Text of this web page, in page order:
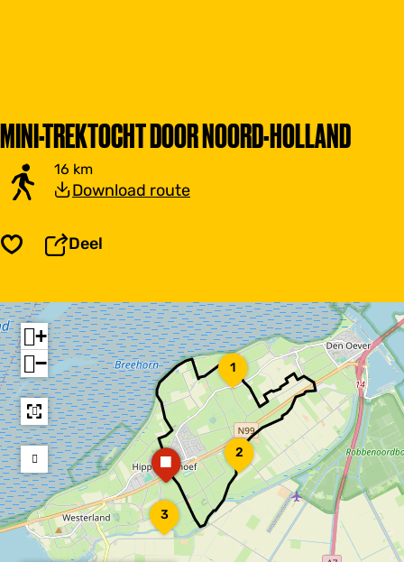
MINI-TREKTOCHT DOOR NOORD-HOLLAND
16 km
Download route
OpslaanDeel
a
d
d
r
e
s
D
e
K
o
ff
e
s
l
o
1
D
e
W
i
e
2
I
J
s
3
a
d
d
r
e
s
+
−